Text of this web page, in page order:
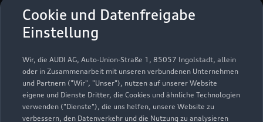
Cookie und Datenfreigabe
Einstellung
Wir, die AUDI AG, Auto-Union-Straße 1, 85057 Ingolstadt, allein
oder in Zusammenarbeit mit unseren verbundenen Unternehmen
und Partnern ("Wir", "Unser"), nutzen auf unserer Website
eigene und Dienste Dritter, die Cookies und ähnliche Technologien
verwenden ("Dienste"), die uns helfen, unsere Website zu
verbessern, den Datenverkehr und die Nutzung zu analysieren
Service
Geschlossen
Montag 07:00
Teile & Zubehörverkauf
Geschlossen,öffnet amMontag 07:30